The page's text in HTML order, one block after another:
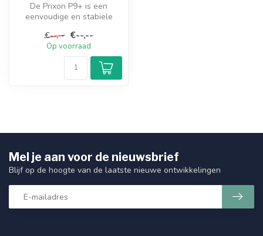
De Prixon P9+ is een
eenvoudige en stabiele
Het draait namelijk...
€--,-- €--,--
Op voorraad
Mel je aan voor de nieuwsbrief
Blijf op de hoogte van de laatste nieuwe ontwikkelingen